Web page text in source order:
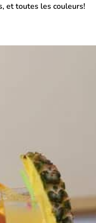
et toutes les couleurs!